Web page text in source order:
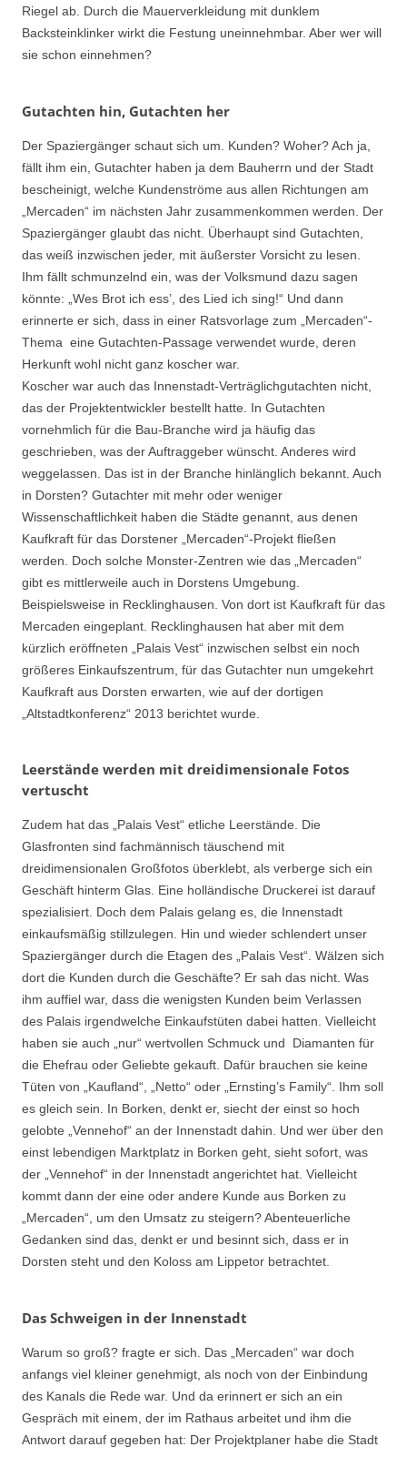
Riegel ab. Durch die Mauerverkleidung mit dunklem
Backsteinklinker wirkt die Festung uneinnehmbar. Aber wer will
sie schon einnehmen?
Gutachten hin, Gutachten her
Der Spaziergänger schaut sich um. Kunden? Woher? Ach ja,
fällt ihm ein, Gutachter haben ja dem Bauherrn und der Stadt
bescheinigt, welche Kundenströme aus allen Richtungen am
„Mercaden“ im nächsten Jahr zusammenkommen werden. Der
Spaziergänger glaubt das nicht. Überhaupt sind Gutachten,
das weiß inzwischen jeder, mit äußerster Vorsicht zu lesen.
Ihm fällt schmunzelnd ein, was der Volksmund dazu sagen
könnte: „Wes Brot ich ess’, des Lied ich sing!“ Und dann
erinnerte er sich, dass in einer Ratsvorlage zum „Mercaden“-
Thema eine Gutachten-Passage verwendet wurde, deren
Herkunft wohl nicht ganz koscher war.
Koscher war auch das Innenstadt-Verträglichgutachten nicht,
das der Projektentwickler bestellt hatte. In Gutachten
vornehmlich für die Bau-Branche wird ja häufig das
geschrieben, was der Auftraggeber wünscht. Anderes wird
weggelassen. Das ist in der Branche hinlänglich bekannt. Auch
in Dorsten? Gutachter mit mehr oder weniger
Wissenschaftlichkeit haben die Städte genannt, aus denen
Kaufkraft für das Dorstener „Mercaden“-Projekt fließen
werden. Doch solche Monster-Zentren wie das „Mercaden“
gibt es mittlerweile auch in Dorstens Umgebung.
Beispielsweise in Recklinghausen. Von dort ist Kaufkraft für das
Mercaden eingeplant. Recklinghausen hat aber mit dem
kürzlich eröffneten „Palais Vest“ inzwischen selbst ein noch
größeres Einkaufszentrum, für das Gutachter nun umgekehrt
Kaufkraft aus Dorsten erwarten, wie auf der dortigen
„Altstadtkonferenz“ 2013 berichtet wurde.
Leerstände werden mit dreidimensionale Fotos
vertuscht
Zudem hat das „Palais Vest“ etliche Leerstände. Die
Glasfronten sind fachmännisch täuschend mit
dreidimensionalen Großfotos überklebt, als verberge sich ein
Geschäft hinterm Glas. Eine holländische Druckerei ist darauf
spezialisiert. Doch dem Palais gelang es, die Innenstadt
einkaufsmäßig stillzulegen. Hin und wieder schlendert unser
Spaziergänger durch die Etagen des „Palais Vest“. Wälzen sich
dort die Kunden durch die Geschäfte? Er sah das nicht. Was
ihm auffiel war, dass die wenigsten Kunden beim Verlassen
des Palais irgendwelche Einkaufstüten dabei hatten. Vielleicht
haben sie auch „nur“ wertvollen Schmuck und Diamanten für
die Ehefrau oder Geliebte gekauft. Dafür brauchen sie keine
Tüten von „Kaufland“, „Netto“ oder „Ernsting’s Family“. Ihm soll
es gleich sein. In Borken, denkt er, siecht der einst so hoch
gelobte „Vennehof“ an der Innenstadt dahin. Und wer über den
einst lebendigen Marktplatz in Borken geht, sieht sofort, was
der „Vennehof“ in der Innenstadt angerichtet hat. Vielleicht
kommt dann der eine oder andere Kunde aus Borken zu
„Mercaden“, um den Umsatz zu steigern? Abenteuerliche
Gedanken sind das, denkt er und besinnt sich, dass er in
Dorsten steht und den Koloss am Lippetor betrachtet.
Das Schweigen in der Innenstadt
Warum so groß? fragte er sich. Das „Mercaden“ war doch
anfangs viel kleiner genehmigt, als noch von der Einbindung
des Kanals die Rede war. Und da erinnert er sich an ein
Gespräch mit einem, der im Rathaus arbeitet und ihm die
Antwort darauf gegeben hat: Der Projektplaner habe die Stadt